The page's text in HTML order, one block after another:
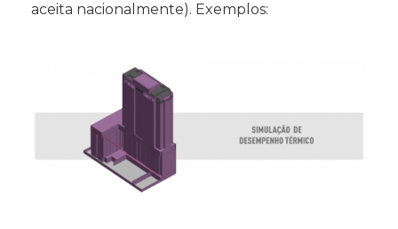
aceita nacionalmente). Exemplos: